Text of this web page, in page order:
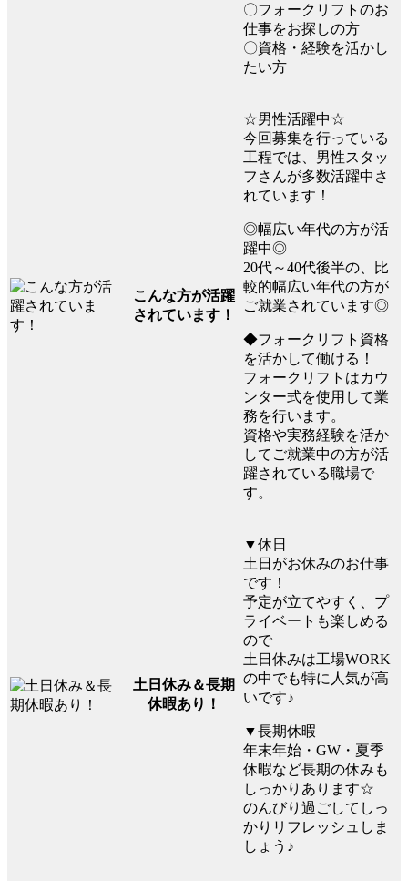
〇フォークリフトのお
仕事をお探しの方
〇資格・経験を活かし
たい方
こんな方が活躍
されています！
☆男性活躍中☆
今回募集を行っている
工程では、男性スタッ
フさんが多数活躍中さ
れています！
◎幅広い年代の方が活
躍中◎
20代～40代後半の、比
較的幅広い年代の方が
ご就業されています◎
◆フォークリフト資格
を活かして働ける！
フォークリフトはカウ
ンター式を使用して業
務を行います。
資格や実務経験を活か
してご就業中の方が活
躍されている職場で
す。
土日休み＆長期
休暇あり！
▼休日
土日がお休みのお仕事
です！
予定が立てやすく、プ
ライベートも楽しめる
ので
土日休みは工場WORK
の中でも特に人気が高
いです♪
▼長期休暇
年末年始・GW・夏季
休暇など長期の休みも
しっかりあります☆
のんびり過ごしてしっ
かりリフレッシュしま
しょう♪